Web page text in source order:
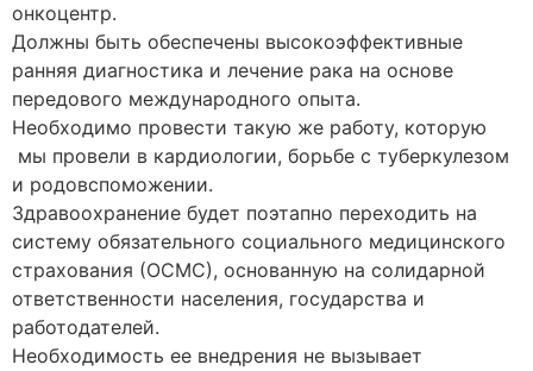
онкоцентр.
Должны быть обеспечены высокоэффективные
ранняя диагностика и лечение рака на основе
передового международного опыта.
Необходимо провести такую же работу, которую
мы провели в кардиологии, борьбе с туберкулезом
и родовспоможении.
Здравоохранение будет поэтапно переходить на
систему обязательного социального медицинского
страхования (ОСМС), основанную на солидарной
ответственности населения, государства и
работодателей.
Необходимость ее внедрения не вызывает